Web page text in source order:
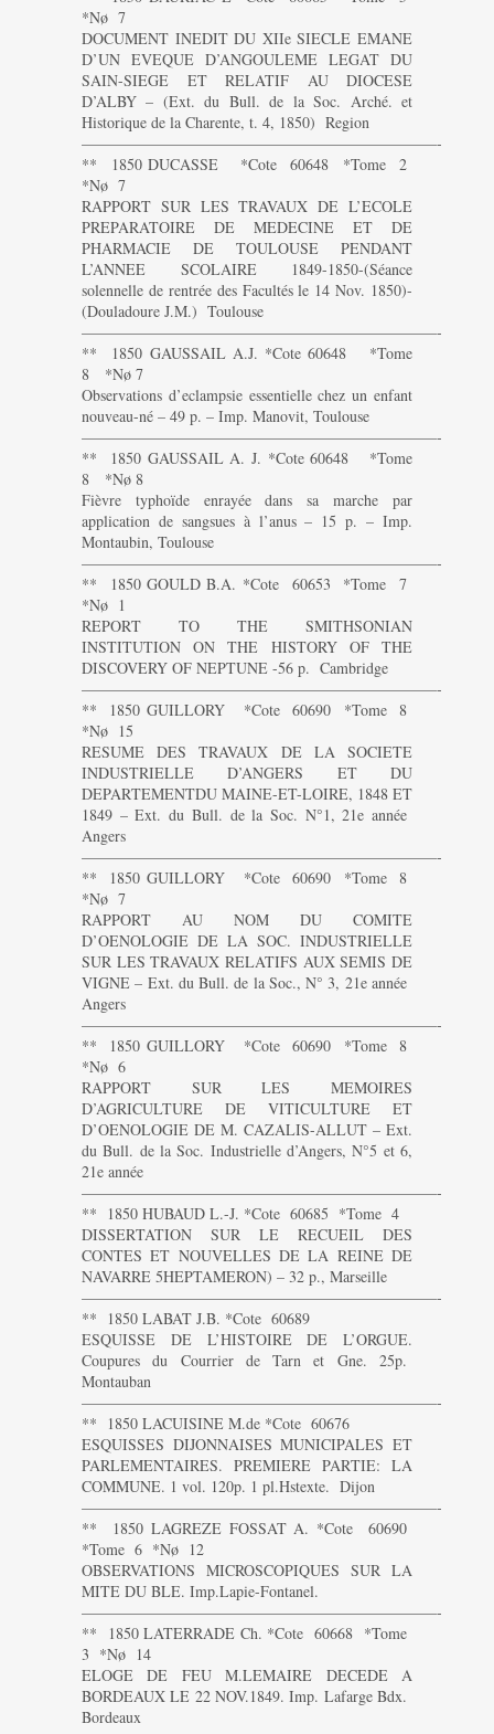
*Nø 7
DOCUMENT INEDIT DU XIIe SIECLE EMANE
D’UN EVEQUE D’ANGOULEME LEGAT DU
SAIN-SIEGE ET RELATIF AU DIOCESE
D’ALBY – (Ext. du Bull. de la Soc. Arché. et
Historique de la Charente, t. 4, 1850) Region
———————————————————————-
** 1850 DUCASSE *Cote 60648 *Tome 2
*Nø 7
RAPPORT SUR LES TRAVAUX DE L’ECOLE
PREPARATOIRE DE MEDECINE ET DE
PHARMACIE DE TOULOUSE PENDANT
L’ANNEE SCOLAIRE 1849-1850-(Séance
solennelle de rentrée des Facultés le 14 Nov. 1850)-
(Douladoure J.M.) Toulouse
———————————————————————-
** 1850 GAUSSAIL A.J. *Cote 60648 *Tome
8 *Nø 7
Observations d’eclampsie essentielle chez un enfant
nouveau-né – 49 p. – Imp. Manovit, Toulouse
———————————————————————-
** 1850 GAUSSAIL A. J. *Cote 60648 *Tome
8 *Nø 8
Fièvre typhoïde enrayée dans sa marche par
application de sangsues à l’anus – 15 p. – Imp.
Montaubin, Toulouse
———————————————————————-
** 1850 GOULD B.A. *Cote 60653 *Tome 7
*Nø 1
REPORT TO THE SMITHSONIAN
INSTITUTION ON THE HISTORY OF THE
DISCOVERY OF NEPTUNE -56 p. Cambridge
———————————————————————-
** 1850 GUILLORY *Cote 60690 *Tome 8
*Nø 15
RESUME DES TRAVAUX DE LA SOCIETE
INDUSTRIELLE D’ANGERS ET DU
DEPARTEMENTDU MAINE-ET-LOIRE, 1848 ET
1849 – Ext. du Bull. de la Soc. N°1, 21e année
Angers
———————————————————————-
** 1850 GUILLORY *Cote 60690 *Tome 8
*Nø 7
RAPPORT AU NOM DU COMITE
D’OENOLOGIE DE LA SOC. INDUSTRIELLE
SUR LES TRAVAUX RELATIFS AUX SEMIS DE
VIGNE – Ext. du Bull. de la Soc., N° 3, 21e année
Angers
———————————————————————-
** 1850 GUILLORY *Cote 60690 *Tome 8
*Nø 6
RAPPORT SUR LES MEMOIRES
D’AGRICULTURE DE VITICULTURE ET
D’OENOLOGIE DE M. CAZALIS-ALLUT – Ext.
du Bull. de la Soc. Industrielle d’Angers, N°5 et 6,
21e année
———————————————————————-
** 1850 HUBAUD L.-J. *Cote 60685 *Tome 4
DISSERTATION SUR LE RECUEIL DES
CONTES ET NOUVELLES DE LA REINE DE
NAVARRE 5HEPTAMERON) – 32 p., Marseille
———————————————————————-
** 1850 LABAT J.B. *Cote 60689
ESQUISSE DE L’HISTOIRE DE L’ORGUE.
Coupures du Courrier de Tarn et Gne. 25p.
Montauban
———————————————————————-
** 1850 LACUISINE M.de *Cote 60676
ESQUISSES DIJONNAISES MUNICIPALES ET
PARLEMENTAIRES. PREMIERE PARTIE: LA
COMMUNE. 1 vol. 120p. 1 pl.Hstexte. Dijon
———————————————————————-
** 1850 LAGREZE FOSSAT A. *Cote 60690
*Tome 6 *Nø 12
OBSERVATIONS MICROSCOPIQUES SUR LA
MITE DU BLE. Imp.Lapie-Fontanel.
———————————————————————-
** 1850 LATERRADE Ch. *Cote 60668 *Tome
3 *Nø 14
ELOGE DE FEU M.LEMAIRE DECEDE A
BORDEAUX LE 22 NOV.1849. Imp. Lafarge Bdx.
Bordeaux